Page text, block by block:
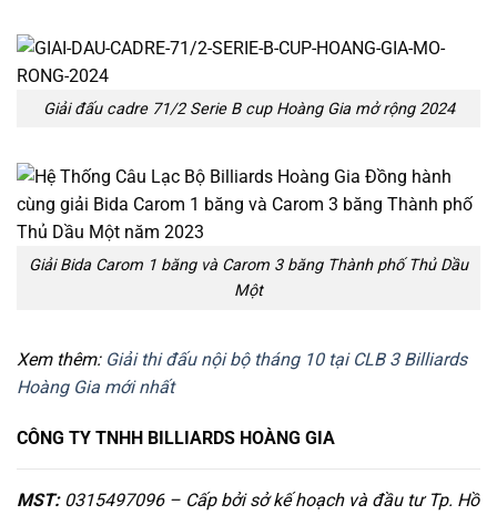
Giải đấu cadre 71/2 Serie B cup Hoàng Gia mở rộng 2024
Giải Bida Carom 1 băng và Carom 3 băng Thành phố Thủ Dầu
Một
Xem thêm: Giải thi đấu nội bộ tháng 10 tại CLB 3 Billiards
Hoàng Gia mới nhất
CÔNG TY TNHH BILLIARDS HOÀNG GIA
MST:0315497096 – Cấp bởi sở kế hoạch và đầu tư Tp. Hồ